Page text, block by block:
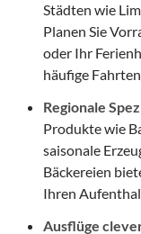
Städten wie
Planen Sie
oder Ihr
häufige
Regionale
Produkte wie
saisonale
Bäckereien
Ihren
Ausflüge